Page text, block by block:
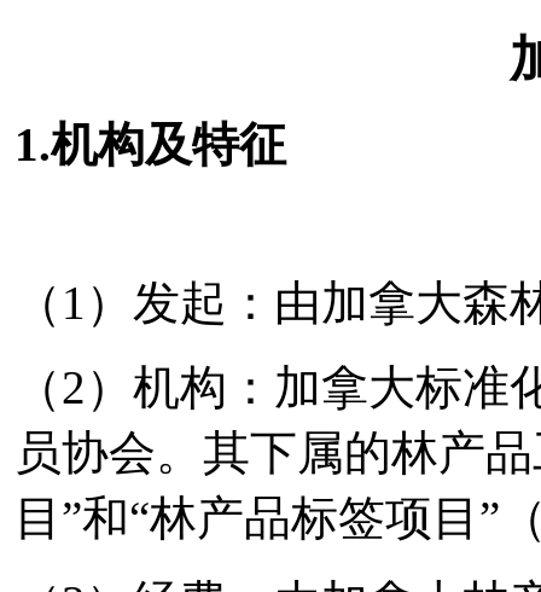
1.机构及特征
（1）发起：由加拿大
（2）机构：加拿大标
员协会。其下属的林产
目”和“林产品标签项目”